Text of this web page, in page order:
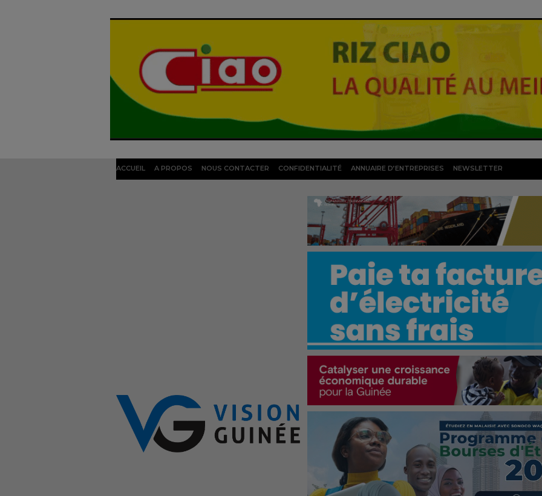
ACCUEIL A PROPOS NOUS CONTACTER CONFIDENTIALITÉ ANNUAIRE D’ENTREPRISES NEWSLETTER